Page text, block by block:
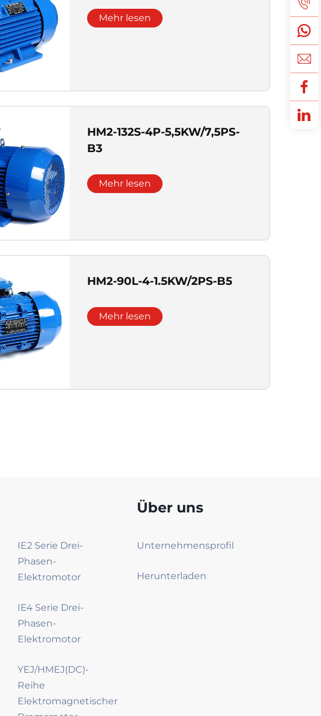
Mehr lesen
HM2-132S-4P-5,5KW/7,5PS-
B3
Mehr lesen
HM2-90L-4-1.5KW/2PS-B5
Mehr lesen
IE2 Serie Drei-
Phasen-
Elektromotor
IE4 Serie Drei-
Phasen-
Elektromotor
YEJ/HMEJ(DC)-
Reihe
Elektromagnetischer
Über uns
Unternehmensprofil
Herunterladen